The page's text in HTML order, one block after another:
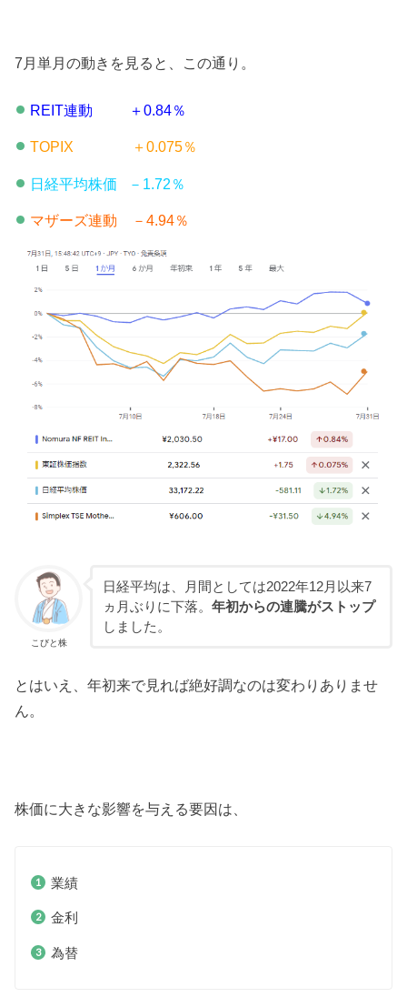
7月単月の動きを見ると、この通り。
REIT連動 ＋0.84％
TOPIX ＋0.075％
日経平均株価 －1.72％
マザーズ連動 －4.94％
こびと株
日経平均は、月間としては2022年12月以来7
ヵ月ぶりに下落。 年初からの連騰がストップ
しました。
とはいえ、年初来で見れば絶好調なのは変わりありませ
ん。
株価に大きな影響を与える要因は、
業績
金利
為替